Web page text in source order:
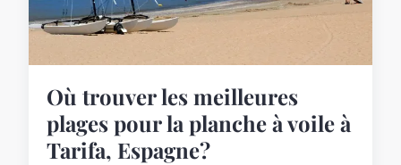
Où trouver les meilleures
plages pour la planche à voile à
Tarifa, Espagne?